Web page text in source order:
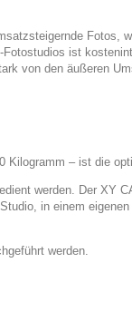
Fotos,
ist
von den äußeren
Kilogramm – ist die
werden. Der XY
in einem
werden.